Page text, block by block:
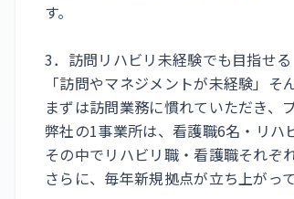
す。
3．訪問リハビリ未経験でも目指せる
「訪問やマネジメントが未経験」そ
まずは訪問業務に慣れていただき、
弊社の1事業所は、看護職6名・リハ
その中でリハビリ職・看護職それぞ
さらに、毎年新規拠点が立ち上がっ